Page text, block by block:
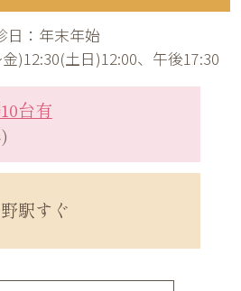
日：年末年始
)12:30(土日)12:00、午後17:30
台有
駅すぐ